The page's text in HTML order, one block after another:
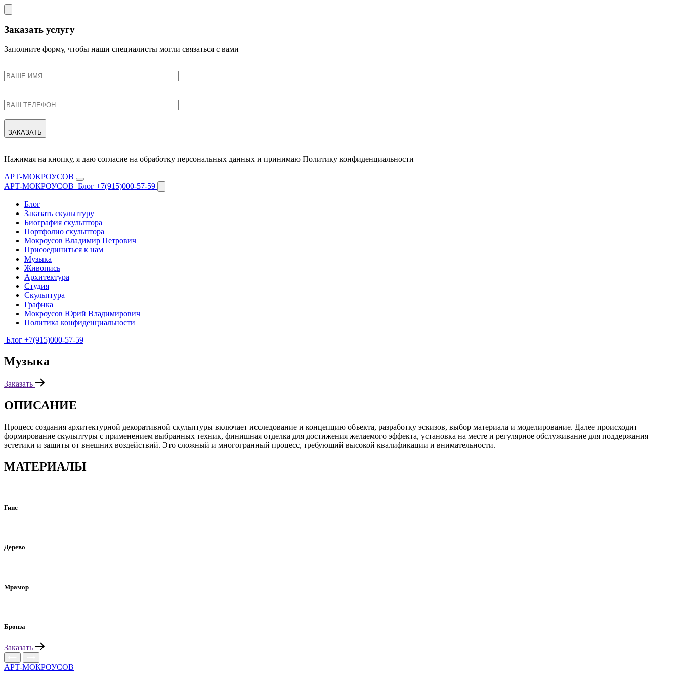
Заказать услугу
Заполните форму, чтобы наши специалисты могли связаться с вами
ЗАКАЗАТЬ
Нажимая на кнопку, я даю согласие на обработку персональных данных и принимаю Политику конфиденциальности
АРТ-МОКРОУСОВ
АРТ-МОКРОУСОВ Блог +7(915)000-57-59
Блог
Заказать скульптуру
Биография скульптора
Портфолио скульптора
Мокроусов Владимир Петрович
Присоединиться к нам
Музыка
Живопись
Архитектура
Студия
Скульптура
Графика
Мокроусов Юрий Владимирович
Политика конфиденциальности
Блог +7(915)000-57-59
Музыка
Заказать
ОПИСАНИЕ
Процесс создания архитектурной декоративной скульптуры включает исследование и концепцию объекта, разработку эскизов, выбор материала и моделирование. Далее происходит
формирование скульптуры с применением выбранных техник, финишная отделка для достижения желаемого эффекта, установка на месте и регулярное обслуживание для поддержания
эстетики и защиты от внешних воздействий. Это сложный и многогранный процесс, требующий высокой квалификации и внимательности.
МАТЕРИАЛЫ
Гипс
Дерево
Мрамор
Бронза
Заказать
АРТ-МОКРОУСОВ